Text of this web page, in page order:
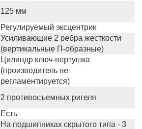
125 мм
Регулируемый эксцентрик
Усиливающие 2 ребра жесткости
(вертикальные П-образные)
Цилиндр ключ-вертушка
(производитель не
регламентируется)
2 противосъемных ригеля
Есть
На подшипниках скрытого типа - 3